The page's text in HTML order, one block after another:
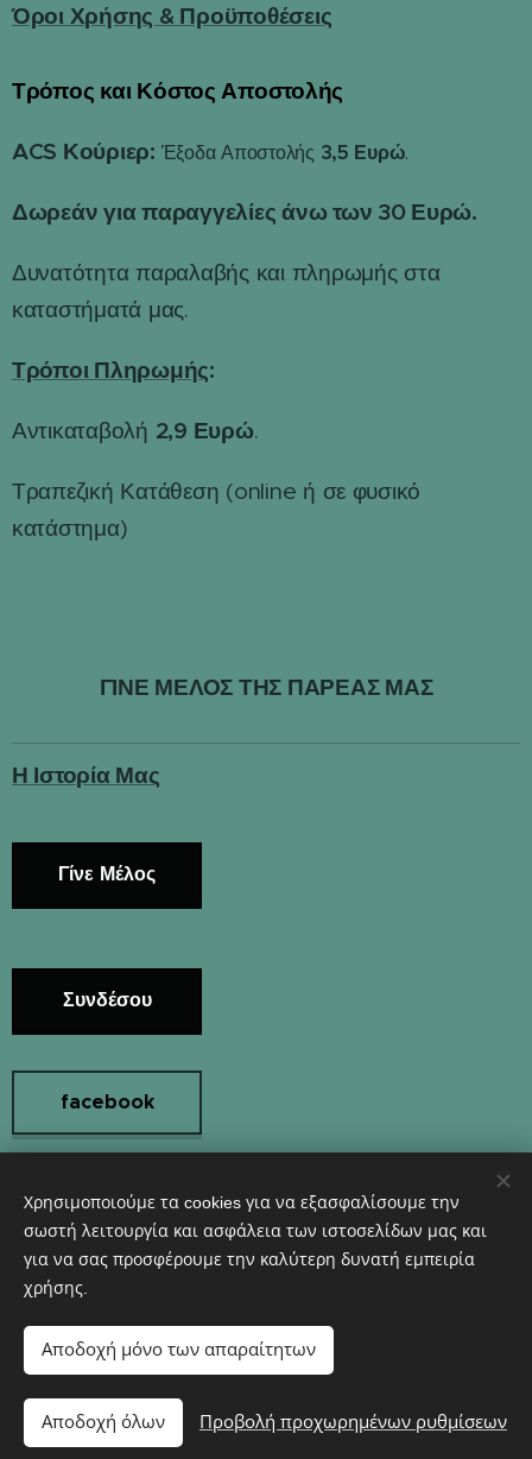
Προσθήκη στο καλάθι
Όροι Χρήσης & Προϋποθέσεις
Τρόπος και Κόστος Αποστολής
ACS Κούριερ: Έξοδα Αποστολής 3,5 Ευρώ.
Δωρεάν για παραγγελίες άνω των 30 Ευρώ.
Δυνατότητα παραλαβής και πληρωμής στα
καταστήματά μας.
Τρόποι Πληρωμής:
Αντικαταβολή 2,9 Ευρώ.
Τραπεζική Κατάθεση (online ή σε φυσικό
κατάστημα)
ΓΙΝΕ ΜΕΛΟΣ ΤΗΣ ΠΑΡΕΑΣ ΜΑΣ
Η Ιστορία Μας
Γίνε Μέλος
Συνδέσου
facebook
Instagram
Υλοποιήθηκε από τη Webnode
Χρησιμοποιούμε τα cookies για να εξασφαλίσουμε την
σωστή λειτουργία και ασφάλεια των ιστοσελίδων μας και
για να σας προσφέρουμε την καλύτερη δυνατή εμπειρία
χρήσης.
Αποδοχή μόνο των απαραίτητων
Αποδοχή όλων Προβολή προχωρημένων ρυθμίσεων